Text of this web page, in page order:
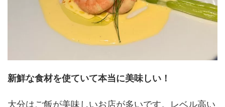
新鮮な食材を使ていて本当に美味しい！
大分はご飯が美味しいお店が多いです。レベル高い